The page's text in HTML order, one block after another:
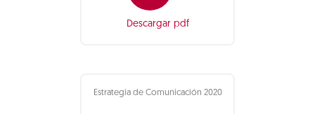
Descargar pdf
Estrategia de Comunicación 2020